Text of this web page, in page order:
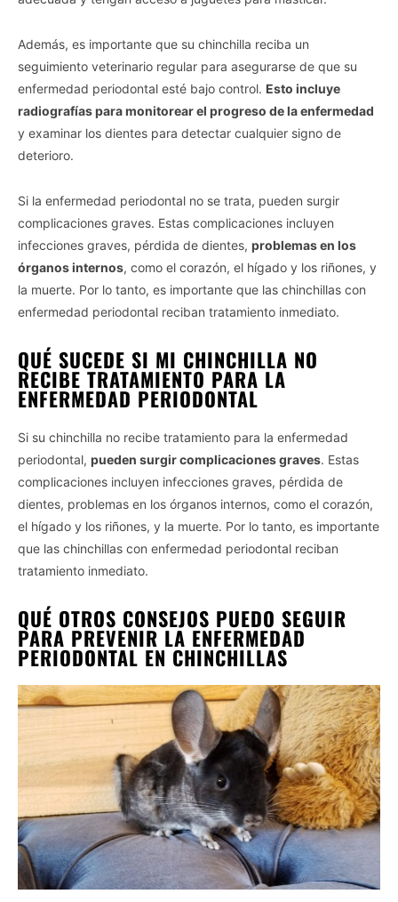
I want to opt-out of the Sale of my
Personal Data.
Opted In
I want to opt-out of processing my
Personal Data for Targeted Advertising.
Opted In
Personal Data that Is Unrelated with the
Purposes for which it was collected.
Opted Out
CONFIRM
Además, es importante que su chinchilla reciba un
seguimiento veterinario regular para asegurarse de que su
enfermedad periodontal esté bajo control. Esto incluye
radiografías para monitorear el progreso de la enfermedad
y examinar los dientes para detectar cualquier signo de
deterioro.
Si la enfermedad periodontal no se trata, pueden surgir
complicaciones graves. Estas complicaciones incluyen
infecciones graves, pérdida de dientes, problemas en los
órganos internos, como el corazón, el hígado y los riñones, y
la muerte. Por lo tanto, es importante que las chinchillas con
enfermedad periodontal reciban tratamiento inmediato.
QUÉ SUCEDE SI MI CHINCHILLA NO
RECIBE TRATAMIENTO PARA LA
ENFERMEDAD PERIODONTAL
Si su chinchilla no recibe tratamiento para la enfermedad
periodontal, pueden surgir complicaciones graves. Estas
complicaciones incluyen infecciones graves, pérdida de
dientes, problemas en los órganos internos, como el corazón,
el hígado y los riñones, y la muerte. Por lo tanto, es importante
que las chinchillas con enfermedad periodontal reciban
tratamiento inmediato.
QUÉ OTROS CONSEJOS PUEDO SEGUIR
PARA PREVENIR LA ENFERMEDAD
PERIODONTAL EN CHINCHILLAS